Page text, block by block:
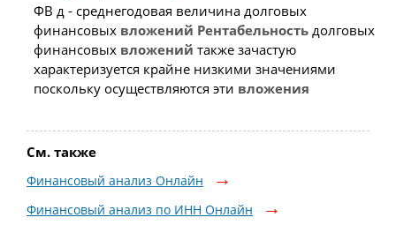
ФВ д - среднегодовая величина долговых
финансовых вложений Рентабельностьдолговых
финансовых вложений также зачастую
характеризуется крайне низкими значениями
поскольку осуществляются эти вложения
См. также
Финансовый анализ Онлайн
Финансовый анализ по ИНН Онлайн